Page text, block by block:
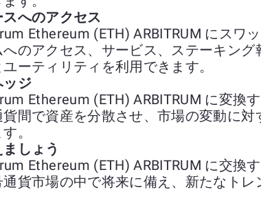
へのアクセス
Ethereum (ETH) ARBITRUM にスワ
のアクセス、サービス、ステーキング
ーティリティを利用できます。
ッジ
Ethereum (ETH) ARBITRUM に変換
間で資産を分散させ、市場の変動に対
。
しょう
Ethereum (ETH) ARBITRUM に交換
貨市場の中で将来に備え、新たなトレ